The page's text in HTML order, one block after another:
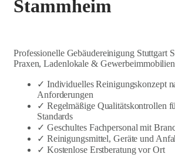
Stammheim
Professionelle Gebäudereinigung Stuttgart
Praxen, Ladenlokale &
✓ Individuelles Reinigungskonzept
Anforderungen
✓ Regelmäßige Qualitätskontrollen
Standards
✓ Geschultes Fachpersonal mit
✓ Reinigungsmittel, Geräte und
✓ Kostenlose Erstberatung vor Ort